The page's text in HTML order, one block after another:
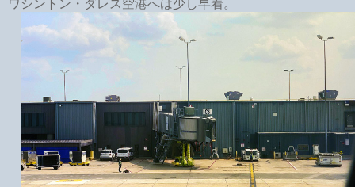
ワシントン・ダレス空港へは少し早着。